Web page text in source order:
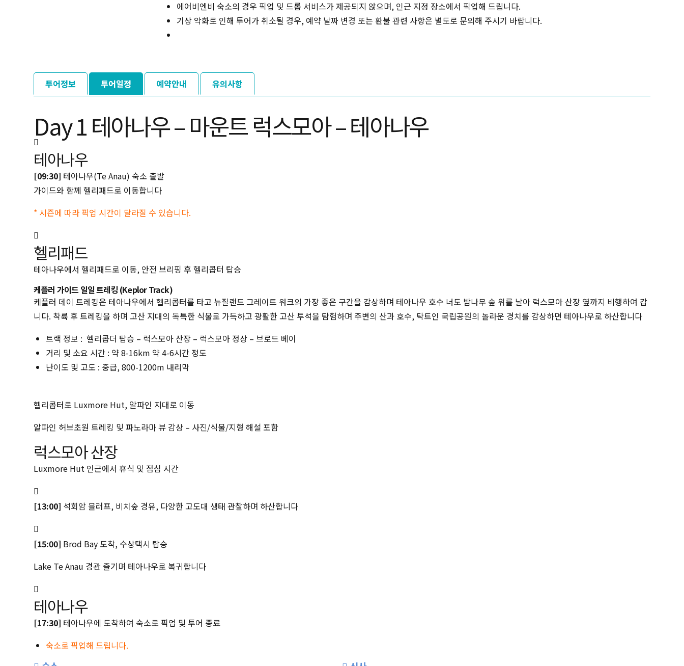
에어비엔비 숙소의 경우 픽업 및 드롭 서비스가 제공되지 않으며, 인근 지정 장소에서 픽업해 드립니다.
기상 악화로 인해 투어가 취소될 경우, 예약 날짜 변경 또는 환불 관련 사항은 별도로 문의해 주시기 바랍니다.
투어정보 투어일정 예약안내 유의사항
Day 1 테아나우 – 마운트 럭스모아 – 테아나우
테아나우
[09:30] 테아나우(Te Anau) 숙소 출발
가이드와 함께 헬리패드로 이동합니다
* 시즌에 따라 픽업 시간이 달라질 수 있습니다.
헬리패드
테아나우에서 헬리패드로 이동, 안전 브리핑 후 헬리콥터 탑승
케플러 가이드 일일 트레킹 (Keplor Track)
케플러 데이 트레킹은 테아나우에서 헬리콥터를 타고 뉴질랜드 그레이트 워크의 가장 좋은 구간을 감상하며 테아나우 호수 너도 밤나무 숲 위를 날아 럭스모아 산장 옆까지 비행하여 갑
니다. 착륙 후 트레킹을 하며 고산 지대의 독특한 식물로 가득하고 광활한 고산 투석을 탐험하며 주변의 산과 호수, 탁트인 국립공원의 놀라운 경치를 감상하면 테아나우로 하산합니다
트랙 정보 : 헬리콥더 탑승 – 럭스모아 산장 – 럭스모아 정상 – 브로드 베이
거리 및 소요 시간 : 약 8-16km 약 4-6시간 정도
난이도 및 고도 : 중급, 800-1200m 내리막
헬리콥터로 Luxmore Hut, 알파인 지대로 이동
알파인 허브초원 트레킹 및 파노라마 뷰 감상 – 사진/식물/지형 해설 포함
럭스모아 산장
Luxmore Hut 인근에서 휴식 및 점심 시간
[13:00] 석회암 블러프, 비치숲 경유, 다양한 고도대 생태 관찰하며 하산합니다
[15:00] Brod Bay 도착, 수상택시 탑승
Lake Te Anau 경관 즐기며 테아나우로 복귀합니다
테아나우
[17:30] 테아나우에 도착하여 숙소로 픽업 및 투어 종료
숙소로 픽업해 드립니다.